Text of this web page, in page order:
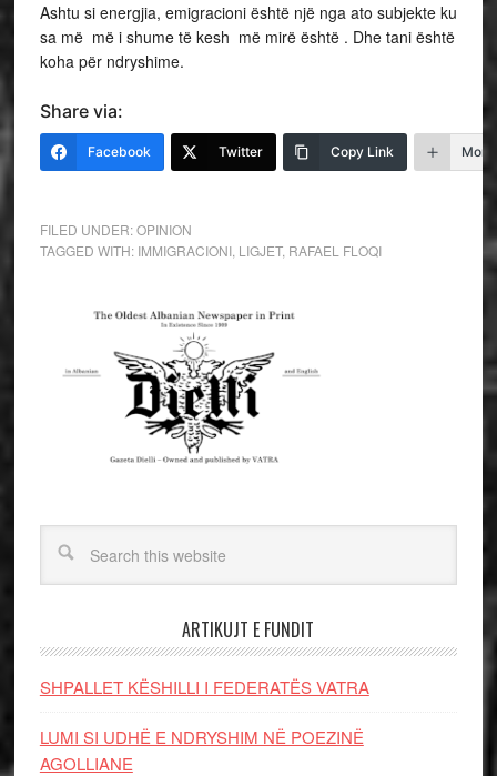
Ashtu si energjia, emigracioni është një nga ato subjekte ku
sa më më i shume të kesh më mirë është . Dhe tani është
koha për ndryshime.
Share via:
Facebook Twitter Copy Link More
FILED UNDER:OPINION
TAGGED WITH: IMMIGRACIONI, LIGJET, RAFAEL FLOQI
ARTIKUJT E FUNDIT
SHPALLET KËSHILLI I FEDERATËS VATRA
LUMI SI UDHË E NDRYSHIM NË POEZINË
AGOLLIANE